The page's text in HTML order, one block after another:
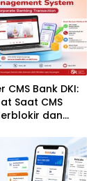
CMS Bank DKI:
Saat CMS
dan